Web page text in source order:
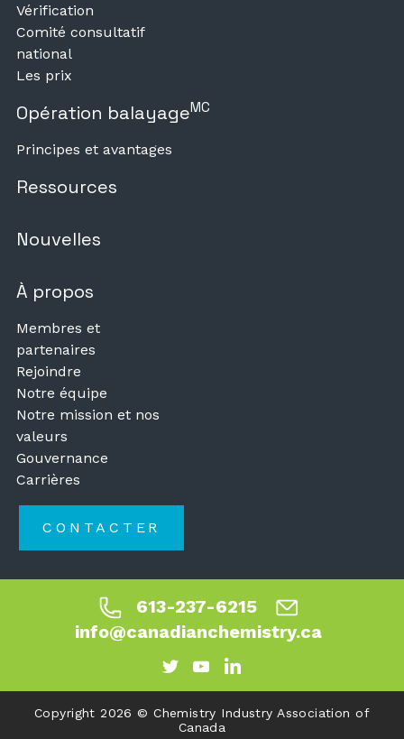
Vérification
Comité consultatif
national
Les prix
Opération balayageMC
Principes et avantages
Ressources
Nouvelles
À propos
Membres et
partenaires
Rejoindre
Notre équipe
Notre mission et nos
valeurs
Gouvernance
Carrières
CONTACTER
613-237-6215
info@canadianchemistry.ca
Copyright 2026 © Chemistry Industry Association of
Canada